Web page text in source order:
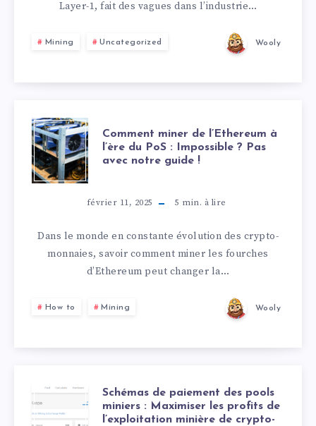
Layer-1, fait des vagues dans l’industrie…
Mining Uncategorized Wooly
Comment miner de l’Ethereum à
l’ère du PoS : Impossible ? Pas
avec notre guide !
février 11, 2025 5 min. à lire
Dans le monde en constante évolution des crypto-
monnaies, savoir comment miner les fourches
d’Ethereum peut changer la…
How to Mining Wooly
Schémas de paiement des pools
miniers : Maximiser les profits de
l’exploitation minière de crypto-